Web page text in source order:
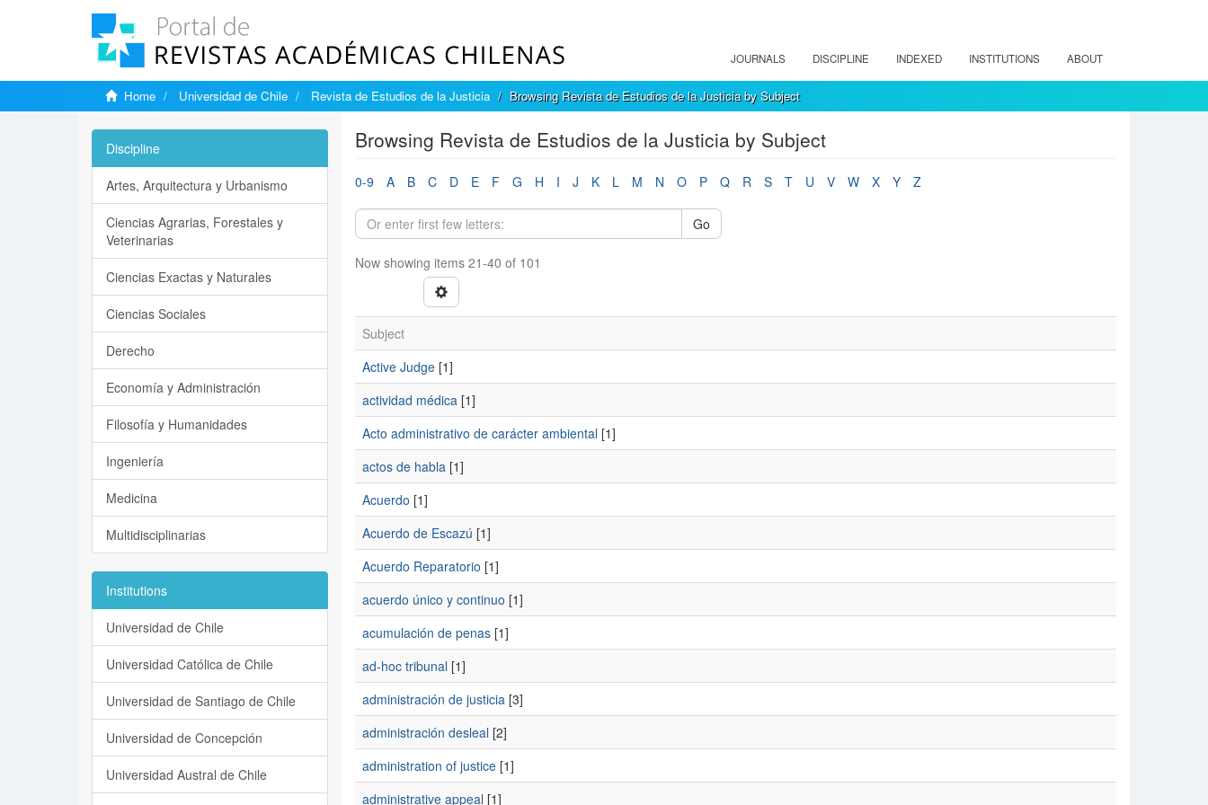
JOURNALS DISCIPLINE INDEXED INSTITUTIONS ABOUT
Home Universidad de Chile Revista de Estudios de la Justicia Browsing Revista de Estudios de la Justicia by Subject
Browsing Revista de Estudios de la Justicia by Subject
0-9 A B C D E F G H I J K L M N O P Q R S T U V W X Y Z
Go
Now showing items 21-40 of 101
Subject
Active Judge[1]
actividad médica[1]
Acto administrativo de carácter ambiental[1]
actos de habla[1]
Acuerdo [1]
Acuerdo de Escazú [1]
Acuerdo Reparatorio [1]
acuerdo único y continuo [1]
acumulación de penas[1]
ad-hoc tribunal[1]
administración de justicia[3]
administración desleal[2]
administration of justice[1]
administrative appeal[1]
Discipline
Artes, Arquitectura y Urbanismo
Ciencias Agrarias, Forestales y
Veterinarias
Ciencias Exactas y Naturales
Ciencias Sociales
Derecho
Economía y Administración
Filosofía y Humanidades
Ingeniería
Medicina
Multidisciplinarias
Institutions
Universidad de Chile
Universidad Católica de Chile
Universidad de Santiago de Chile
Universidad de Concepción
Universidad Austral de Chile